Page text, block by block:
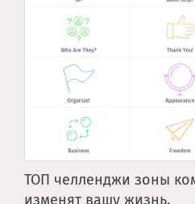
ТОП челленджи зоны
изменят вашу жизнь.